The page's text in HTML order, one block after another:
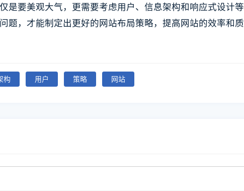
是要美观大气，更需要考虑用户、信息架构和响应式设计等
题，才能制定出更好的网站布局策略，提高网站的效率和质
构 用户 策略 网站